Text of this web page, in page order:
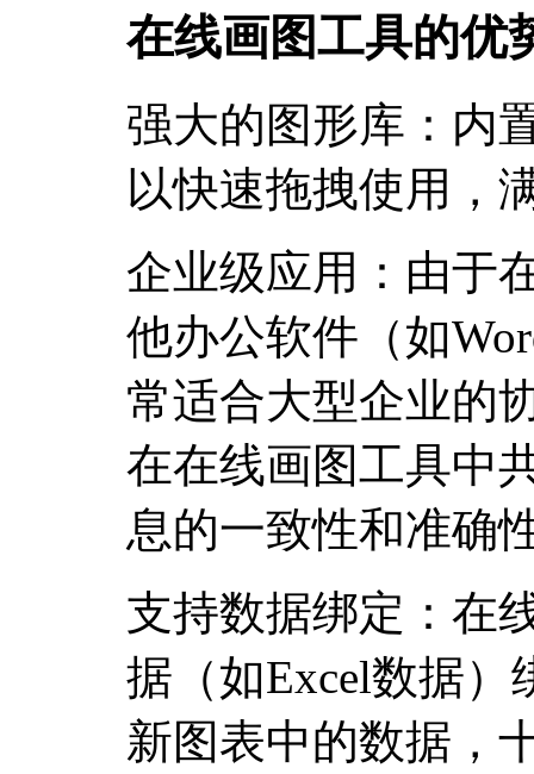
在线画图工具的优
强大的图形库：内
以快速拖拽使用，
企业级应用：由于
他办公软件（如
常适合大型企业的
在在线画图工具中
息的一致性和准确
支持数据绑定：在
据（如Excel数据
新图表中的数据，